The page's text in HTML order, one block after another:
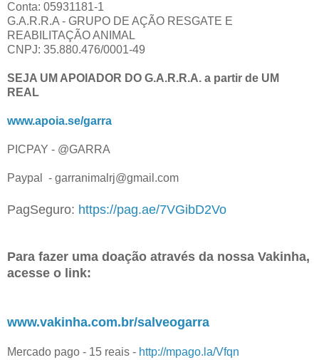
Conta: 05931181-1
G.A.R.R.A - GRUPO DE AÇÃO RESGATE E
REABILITAÇÃO ANIMAL
CNPJ: 35.880.476/0001-49
SEJA UM APOIADOR DO G.A.R.R.A. a partir de UM
REAL
www.apoia.se/garra
PICPAY - @GARRA
Paypal - garranimalrj@gmail.com
PagSeguro: https://pag.ae/7VGibD2Vo
Para fazer uma doação através da nossa Vakinha,
acesse o link:
www.vakinha.com.br/salveogarra
Mercado pago - 15 reais - http://mpago.la/Vfqn